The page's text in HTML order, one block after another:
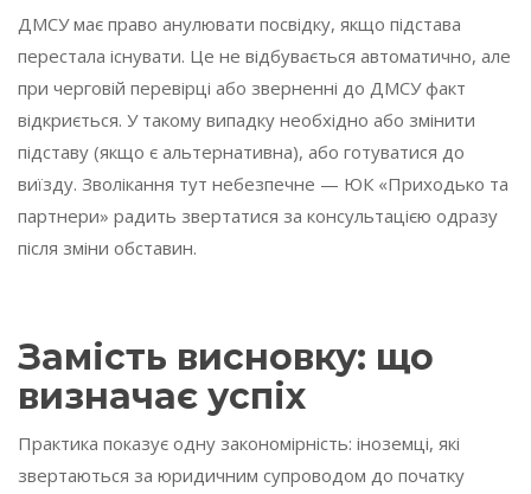
ДМСУ має право анулювати посвідку, якщо підстава
перестала існувати. Це не відбувається автоматично, але
при черговій перевірці або зверненні до ДМСУ факт
відкриється. У такому випадку необхідно або змінити
підставу (якщо є альтернативна), або готуватися до
виїзду. Зволікання тут небезпечне — ЮК «Приходько та
партнери» радить звертатися за консультацією одразу
після зміни обставин.
Замість висновку: що
визначає успіх
Практика показує одну закономірність: іноземці, які
звертаються за юридичним супроводом до початку